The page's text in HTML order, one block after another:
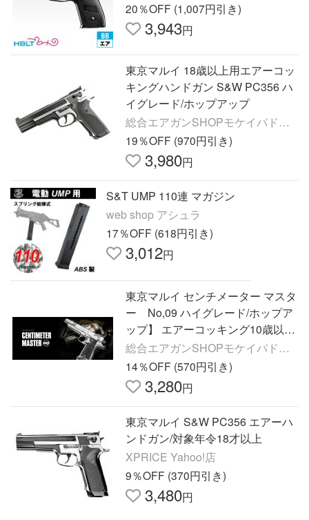
20％OFF (1,007円引き)
3,943円
東京マルイ 18歳以上用エアーコッ
キングハンドガン S&W PC356 ハ
イグレード/ホップアップ
総合エアガンSHOPモケイパドッ
ク
19％OFF (970円引き)
3,980円
S&T UMP 110連 マガジン
web shop アシュラ
17％OFF (618円引き)
3,012円
東京マルイ センチメーター マスタ
ー No,09 ハイグレード/ホップア
ップ】 エアーコッキング10歳以上
用
総合エアガンSHOPモケイパドッ
ク
14％OFF (570円引き)
3,280円
東京マルイ S&W PC356 エアーハ
ンドガン/対象年令18才以上
XPRICE Yahoo!店
9％OFF (370円引き)
3,480円